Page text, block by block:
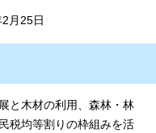
月25日
と木材の利用、森林・林
税均等割りの枠組みを活